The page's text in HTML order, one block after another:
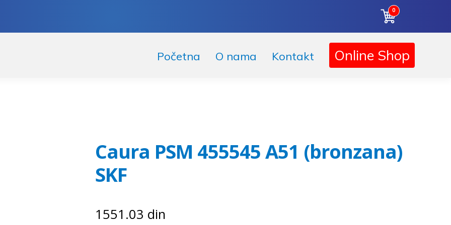
0
Početna O nama Kontakt Online Shop
Caura PSM 455545 A51 (bronzana)
SKF
1551.03 din